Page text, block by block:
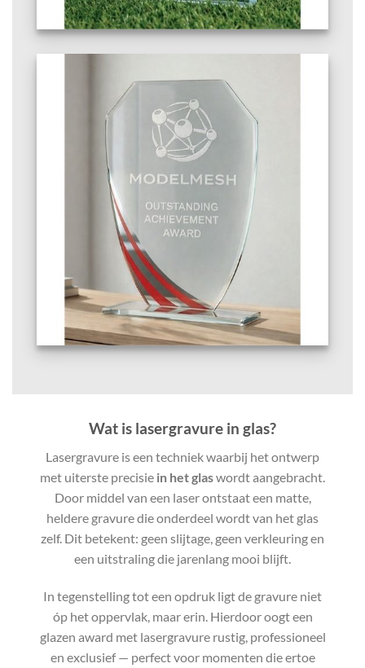
Wat is lasergravure in glas?
Lasergravure is een techniek waarbij het ontwerp
met uiterste precisie in het glaswordt aangebracht.
Door middel van een laser ontstaat een matte,
heldere gravure die onderdeel wordt van het glas
zelf. Dit betekent: geen slijtage, geen verkleuring en
een uitstraling die jarenlang mooi blijft.
In tegenstelling tot een opdruk ligt de gravure niet
óp het oppervlak, maar erin. Hierdoor oogt een
glazen award met lasergravure rustig, professioneel
en exclusief — perfect voor momenten die ertoe